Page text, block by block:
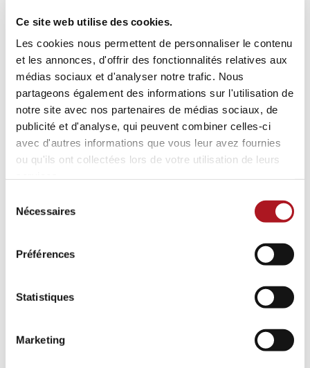
Ce site web utilise des cookies.
Les cookies nous permettent de personnaliser le contenu
et les annonces, d'offrir des fonctionnalités relatives aux
médias sociaux et d'analyser notre trafic. Nous
partageons également des informations sur l'utilisation de
notre site avec nos partenaires de médias sociaux, de
publicité et d'analyse, qui peuvent combiner celles-ci
avec d'autres informations que vous leur avez fournies
ou qu'ils ont collectées lors de votre utilisation de leurs
Nécessaires
Préférences
Statistiques
Marketing
Pour plus d’informations :Startseite – Ettelbruck One
(ettelbruck-one.lu)
© Weidart